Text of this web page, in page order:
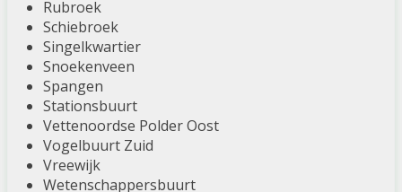
Rubroek
Schiebroek
Singelkwartier
Snoekenveen
Spangen
Stationsbuurt
Vettenoordse Polder Oost
Vogelbuurt Zuid
Vreewijk
Wetenschappersbuurt